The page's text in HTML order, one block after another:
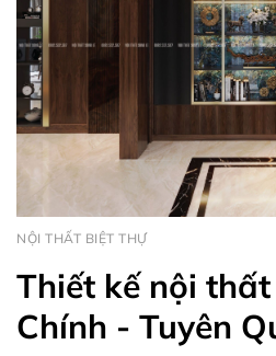
NỘI THẤT BIỆT THỰ
Thiết kế nội
Chính - Tuyên